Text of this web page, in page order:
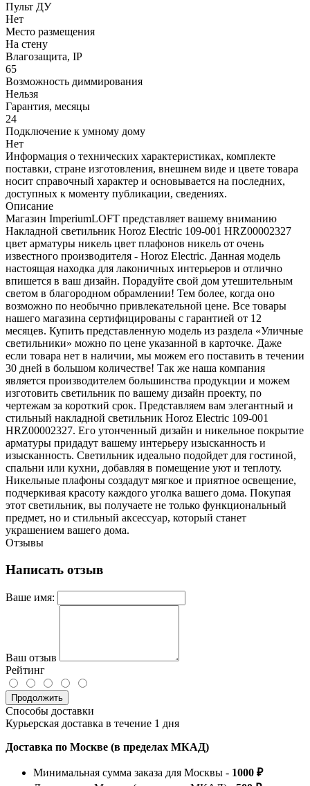
Пульт ДУ
Нет
Место размещения
На стену
Влагозащита, IP
65
Возможность диммирования
Нельзя
Гарантия, месяцы
24
Подключение к умному дому
Нет
Информация о технических характеристиках, комплекте
поставки, стране изготовления, внешнем виде и цвете товара
носит справочный характер и основывается на последних,
доступных к моменту публикации, сведениях.
Описание
Магазин ImperiumLOFT представляет вашему вниманию
Накладной светильник Horoz Electric 109-001 HRZ00002327
цвет арматуры никель цвет плафонов никель от очень
известного производителя - Horoz Electric. Данная модель
настоящая находка для лаконичных интерьеров и отлично
впишется в ваш дизайн. Порадуйте свой дом утешительным
светом в благородном обрамлении! Тем более, когда оно
возможно по необычно привлекательной цене. Все товары
нашего магазина сертифицированы с гарантией от 12
месяцев. Купить представленную модель из раздела «Уличные
светильники» можно по цене указанной в карточке. Даже
если товара нет в наличии, мы можем его поставить в течении
30 дней в большом количестве! Так же наша компания
является производителем большинства продукции и можем
изготовить светильник по вашему дизайн проекту, по
чертежам за короткий срок. Представляем вам элегантный и
стильный накладной светильник Horoz Electric 109-001
HRZ00002327. Его утонченный дизайн и никельное покрытие
арматуры придадут вашему интерьеру изысканность и
изысканность. Светильник идеально подойдет для гостиной,
спальни или кухни, добавляя в помещение уют и теплоту.
Никельные плафоны создадут мягкое и приятное освещение,
подчеркивая красоту каждого уголка вашего дома. Покупая
этот светильник, вы получаете не только функциональный
предмет, но и стильный аксессуар, который станет
украшением вашего дома.
Отзывы
Написать отзыв
Ваше имя:
Ваш отзыв
Рейтинг
Продолжить
Способы доставки
Курьерская доставка в течение 1 дня
Доставка по Москве (в пределах МКАД)
Минимальная сумма заказа для Москвы - 1000 ₽